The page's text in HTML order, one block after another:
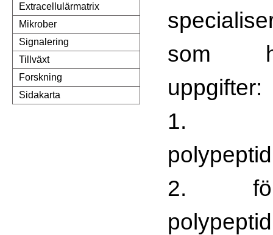
Extracellulärmatrix
Mikrober
Signalering
Tillväxt
Forskning
Sidakarta
som
uppgifter:
1.
2.